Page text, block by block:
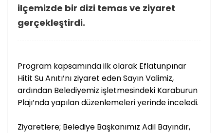
ilçemizde bir dizi temas ve ziyaret
gerçekleştirdi.
Program kapsamında ilk olarak Eflatunpınar
Hitit Su Anıtı’nı ziyaret eden Sayın Valimiz,
ardından Belediyemiz işletmesindeki Karaburun
Plajı’nda yapılan düzenlemeleri yerinde inceledi.
Ziyaretlere; Belediye Başkanımız Adil Bayındır,